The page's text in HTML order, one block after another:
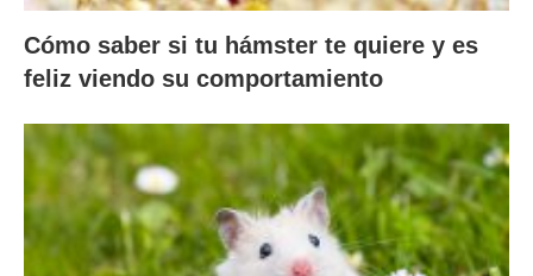
Cómo saber si tu hámster te quiere y es
feliz viendo su comportamiento